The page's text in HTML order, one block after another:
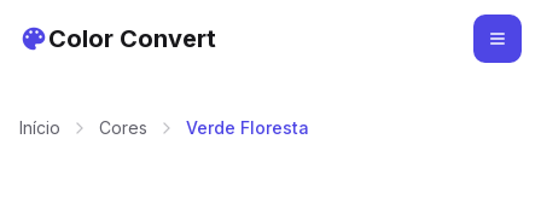
Color Convert
Início Cores Verde Floresta